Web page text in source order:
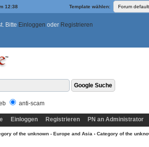
12:38 Template wählen:
Bitte Einloggen oder Registrieren
anti-scam
Einloggen Registrieren PN an Administrator
of the unknown - Europe and Asia › Category of the